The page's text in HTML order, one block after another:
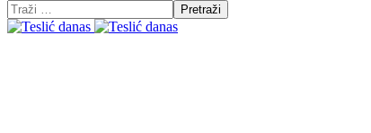
Pretraži